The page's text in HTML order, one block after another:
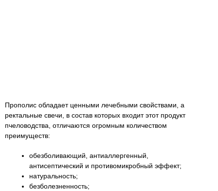
Прополис обладает ценными лечебными свойствами, а
ректальные свечи, в состав которых входит этот продукт
пчеловодства, отличаются огромным количеством
преимуществ:
обезболивающий, антиаллергенный,
антисептический и противомикробный эффект;
натуральность;
безболезненность;